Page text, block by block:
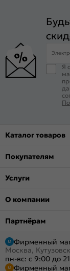
Я
Каталог товаров
Покупателям
Услуги
О компании
Партнёрам
Фирменный
Москва,
пн-вс: с 9:00 до
Фирменный